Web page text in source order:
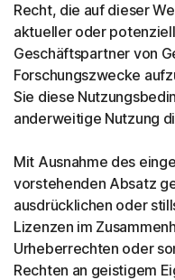
Recht, die auf dieser
aktueller oder
Geschäftspartner von
Forschungszwecke
Sie diese
anderweitige Nutzung
Mit Ausnahme des
vorstehenden Absatz
ausdrücklichen oder
Lizenzen im
Urheberrechten oder
Rechten an geistigem